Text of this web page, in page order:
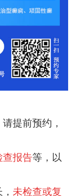
请提前预约，
查报告等，以
未检查或复